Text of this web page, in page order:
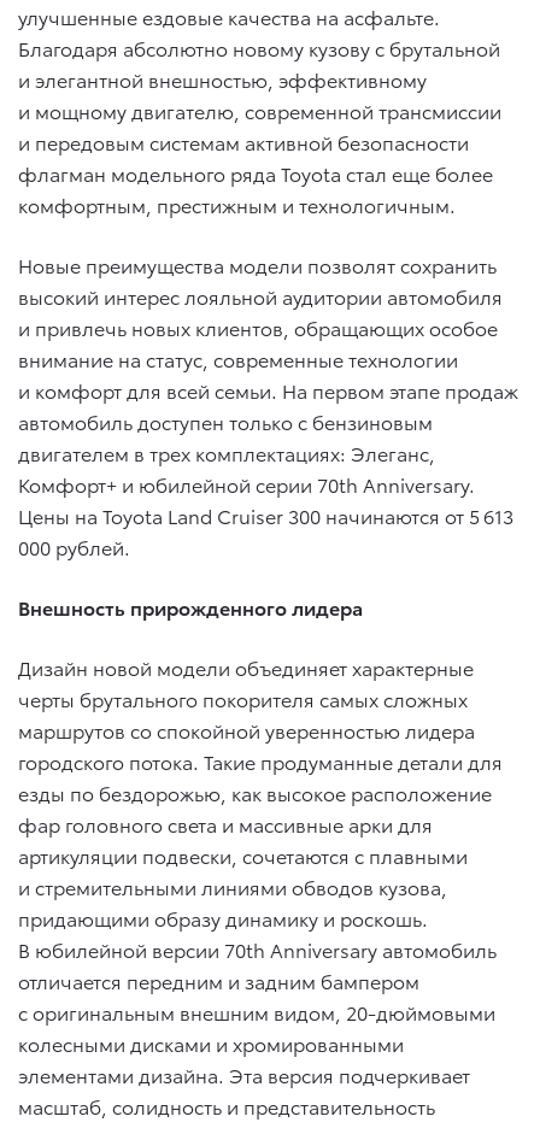
улучшенные ездовые качества на асфальте.
Благодаря абсолютно новому кузову с брутальной
и элегантной внешностью, эффективному
и мощному двигателю, современной трансмиссии
и передовым системам активной безопасности
флагман модельного ряда Toyota стал еще более
комфортным, престижным и технологичным.
Новые преимущества модели позволят сохранить
высокий интерес лояльной аудитории автомобиля
и привлечь новых клиентов, обращающих особое
внимание на статус, современные технологии
и комфорт для всей семьи. На первом этапе продаж
автомобиль доступен только с бензиновым
двигателем в трех комплектациях: Элеганс,
Комфорт+ и юбилейной серии 70th Anniversary.
Цены на Toyota Land Cruiser 300 начинаются от 5 613
000 рублей.
Внешность прирожденного лидера
Дизайн новой модели объединяет характерные
черты брутального покорителя самых сложных
маршрутов со спокойной уверенностью лидера
городского потока. Такие продуманные детали для
езды по бездорожью, как высокое расположение
фар головного света и массивные арки для
артикуляции подвески, сочетаются с плавными
и стремительными линиями обводов кузова,
придающими образу динамику и роскошь.
В юбилейной версии 70th Anniversary автомобиль
отличается передним и задним бампером
с оригинальным внешним видом, 20-дюймовыми
колесными дисками и хромированными
элементами дизайна. Эта версия подчеркивает
масштаб, солидность и представительность